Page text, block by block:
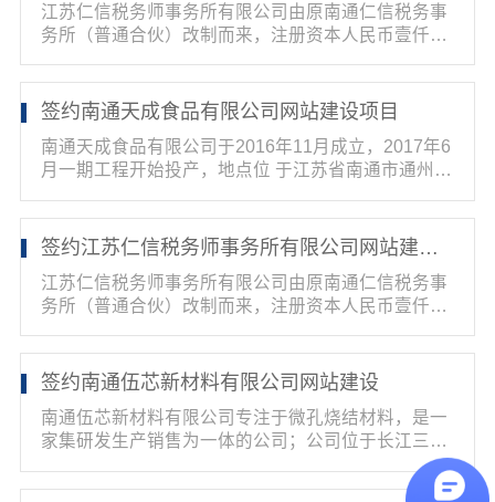
江苏仁信税务师事务所有限公司由原南通仁信税务事
务所（普通合伙）改制而来，注册资本人民币壹仟万
签约南通天成食品有限公司网站建设项目
南通天成食品有限公司于2016年11月成立，2017年6
月一期工程开始投产，地点位 于江苏省南通市通州区
签约江苏仁信税务师事务所有限公司网站建设项目
江苏仁信税务师事务所有限公司由原南通仁信税务事
务所（普通合伙）改制而来，注册资本人民币壹仟万
签约南通伍芯新材料有限公司网站建设
南通伍芯新材料有限公司专注于微孔烧结材料，是一
家集研发生产销售为一体的公司；公司位于长江三角